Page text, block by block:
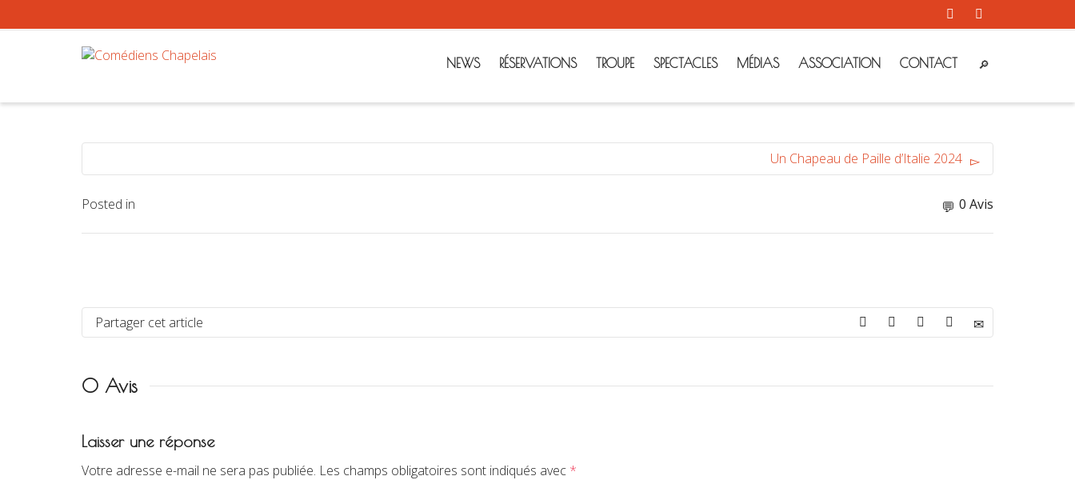
NEWS RÉSERVATIONS TROUPE SPECTACLES MÉDIAS ASSOCIATION CONTACT
Un Chapeau de Paille d’Italie 2024
Posted in 0 Avis
Partager cet article
0 Avis
Laisser une réponse
Votre adresse e-mail ne sera pas publiée. Les champs obligatoires sont indiqués avec *